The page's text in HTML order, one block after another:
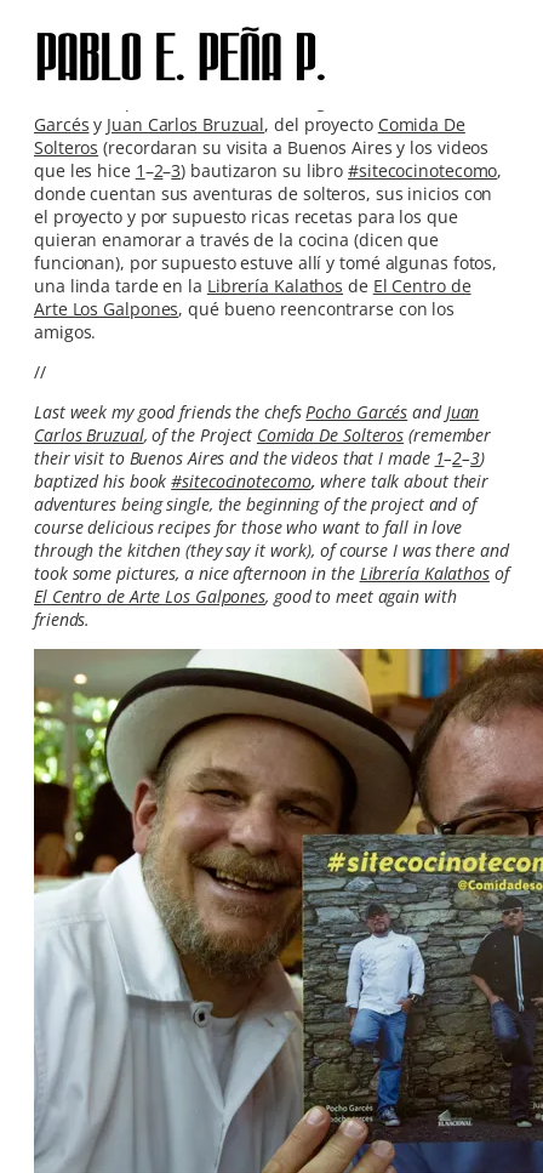
Garcés y Juan Carlos Bruzual, del proyecto Comida De
Solteros (recordaran su visita a Buenos Aires y los videos
que les hice 1–2–3) bautizaron su libro#sitecocinotecomo,
donde cuentan sus aventuras de solteros, sus inicios con
el proyecto y por supuesto ricas recetas para los que
quieran enamorar a través de la cocina (dicen que
funcionan), por supuesto estuve allí y tomé algunas fotos,
una linda tarde en la Librería Kalathos de El Centro de
Arte Los Galpones, qué bueno reencontrarse con los
amigos.
//
Last week my good friends the chefsPocho Garcés andJuan
Carlos Bruzual, of the Project Comida De Solteros (remember
their visit to Buenos Aires and the videos that I made 1–2–3)
baptized his book#sitecocinotecomo, where talk about their
adventures being single, the beginning of the project and of
course delicious recipes for those who want to fall in love
through the kitchen (they say it work), of course I was there and
took some pictures, a nice afternoon in the Librería Kalathosof
El Centro de Arte Los Galpones, good to meet again with
friends.